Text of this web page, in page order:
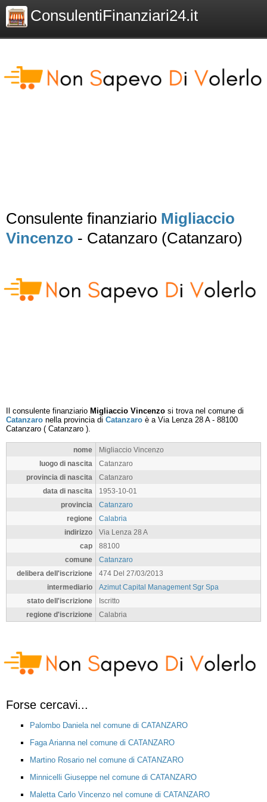
ConsulentiFinanziari24.it
Consulente finanziario Migliaccio
Vincenzo - Catanzaro (Catanzaro)
Il consulente finanziario Migliaccio Vincenzo si trova nel comune di
Catanzaro nella provincia di Catanzaro è a Via Lenza 28 A- 88100
Catanzaro ( Catanzaro ).
nome
Migliaccio Vincenzo
luogo di nascita
Catanzaro
provincia di nascita
Catanzaro
data di nascita
1953-10-01
provincia
Catanzaro
regione
Calabria
indirizzo
Via Lenza 28 A
cap
88100
comune
Catanzaro
delibera dell'iscrizione
474 Del 27/03/2013
intermediario
Azimut Capital Management Sgr Spa
stato dell'iscrizione
Iscritto
regione d'iscrizione
Calabria
Forse cercavi...
Palombo Daniela nel comune di CATANZARO
Faga Arianna nel comune di CATANZARO
Martino Rosario nel comune di CATANZARO
Minnicelli Giuseppe nel comune di CATANZARO
Maletta Carlo Vincenzo nel comune di CATANZARO